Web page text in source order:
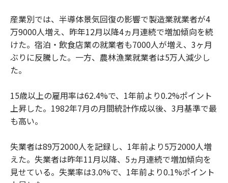
産業別では、半導体景気回復の影響で製造業就業者が4
万9000人増え、昨年12月以降4ヵ月連続で増加傾向を続
けた。宿泊・飲食店業の就業者も7000人が増え、3ヶ月
ぶりに反騰した。一方、農林漁業就業者は5万人減少し
た。
15歳以上の雇用率は62.4%で、1年前より0.2%ポイント
上昇した。1982年7月の月間統計作成以後、3月基準で最
も高い。
失業者は89万2000人を記録し、1年前より5万2000人増
えた。失業者は昨年11月以降、5ヵ月連続で増加傾向を
見せている。失業率は3.0%で、1年前より0.1%ポイント